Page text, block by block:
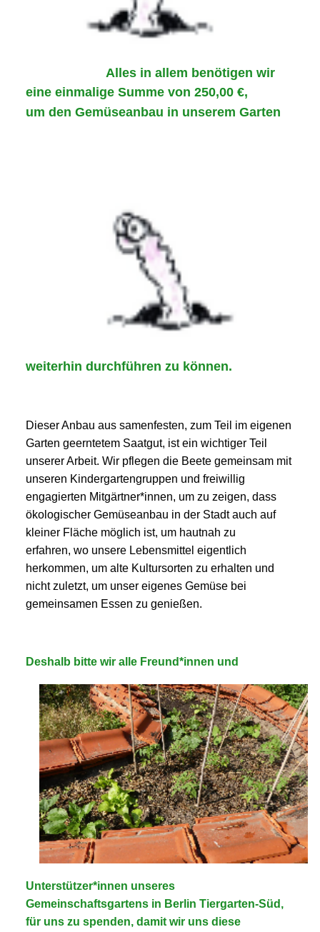
Alles in allem benötigen wir
eine einmalige Summe von 250,00 €,
um den Gemüseanbau in unserem Garten
weiterhin durchführen zu können.
Dieser Anbau aus samenfesten, zum Teil im eigenen
Garten geerntetem Saatgut, ist ein wichtiger Teil
unserer Arbeit. Wir pflegen die Beete gemeinsam mit
unseren Kindergartengruppen und freiwillig
engagierten Mitgärtner*innen, um zu zeigen, dass
ökologischer Gemüseanbau in der Stadt auch auf
kleiner Fläche möglich ist, um hautnah zu
erfahren, wo unsere Lebensmittel eigentlich
herkommen, um alte Kultursorten zu erhalten und
nicht zuletzt, um unser eigenes Gemüse bei
gemeinsamen Essen zu genießen.
Deshalb bitte wir alle Freund*innen und
Unterstützer*innen unseres
Gemeinschaftsgartensin Berlin Tiergarten-Süd,
für uns zu spenden, damit wir uns diese